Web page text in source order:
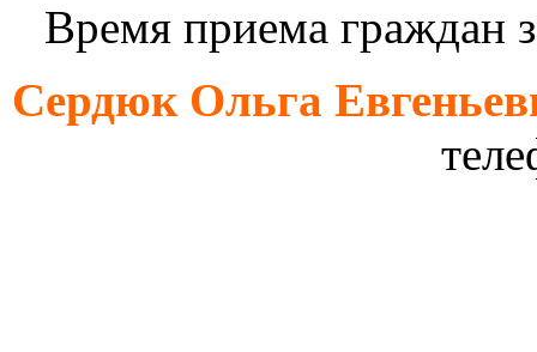
Время приема граждан
Сердюк Ольга
телефон